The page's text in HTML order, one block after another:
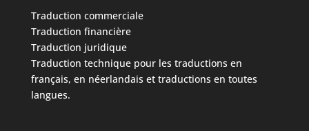
Traduction commerciale
Traduction financière
Traduction juridique
Traduction techniquepour les traductions en
français, en néerlandais et traductions en toutes
langues.